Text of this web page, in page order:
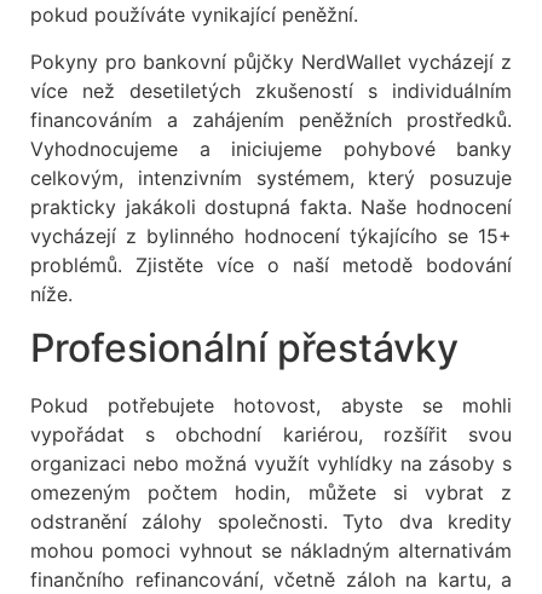
pokud používáte vynikající peněžní.
Pokyny pro bankovní půjčky NerdWallet vycházejí z
více než desetiletých zkušeností s individuálním
financováním a zahájením peněžních prostředků.
Vyhodnocujeme a iniciujeme pohybové banky
celkovým, intenzivním systémem, který posuzuje
prakticky jakákoli dostupná fakta. Naše hodnocení
vycházejí z bylinného hodnocení týkajícího se 15+
problémů. Zjistěte více o naší metodě bodování
níže.
Profesionální přestávky
Pokud potřebujete hotovost, abyste se mohli
vypořádat s obchodní kariérou, rozšířit svou
organizaci nebo možná využít vyhlídky na zásoby s
omezeným počtem hodin, můžete si vybrat z
odstranění zálohy společnosti. Tyto dva kredity
mohou pomoci vyhnout se nákladným alternativám
finančního refinancování, včetně záloh na kartu, a